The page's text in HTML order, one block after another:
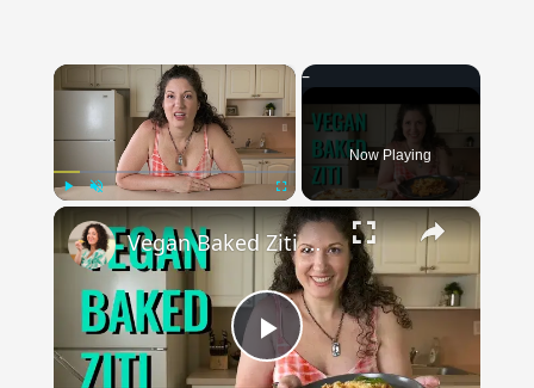
×
Fullscreen
Now Playing
×
Play
Vegan Baked Ziti with Lentils, Tofu Ricotta, and Cashew Mozzarella